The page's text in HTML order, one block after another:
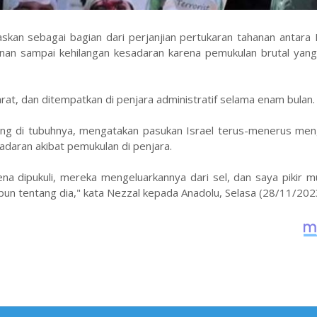
sebagai bagian dari perjanjian pertukaran tahanan antara
sampai kehilangan kesadaran karena pemukulan brutal
dan ditempatkan di penjara administratif selama enam bulan.
di tubuhnya, mengatakan pasukan Israel terus-menerus
akibat pemukulan di penjara.
dipukuli, mereka mengeluarkannya dari sel, dan saya pikir
tentang dia," kata Nezzal kepada Anadolu, Selasa (28/11/